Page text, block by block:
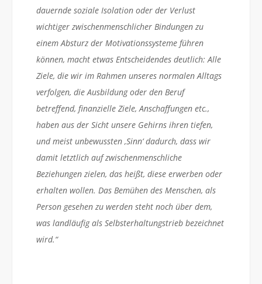
dauernde soziale Isolation oder der Verlust
wichtiger zwischenmenschlicher Bindungen zu
einem Absturz der Motivationssysteme führen
können, macht etwas Entscheidendes deutlich: Alle
Ziele, die wir im Rahmen unseres normalen Alltags
verfolgen, die Ausbildung oder den Beruf
betreffend, finanzielle Ziele, Anschaffungen etc.,
haben aus der Sicht unsere Gehirns ihren tiefen,
und meist unbewussten ‚Sinn‘ dadurch, dass wir
damit letztlich auf zwischenmenschliche
Beziehungen zielen, das heißt, diese erwerben oder
erhalten wollen. Das Bemühen des Menschen, als
Person gesehen zu werden steht noch über dem,
was landläufig als Selbsterhaltungstrieb bezeichnet
wird.“